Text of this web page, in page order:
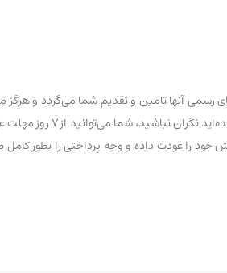
رسمی آنها تامین و تقدیم شما می‌گردد و هرگز
بدون تاریخ و یا تقلبی با عناوین درجه یک و… در این فروشگاه عرضه نشده